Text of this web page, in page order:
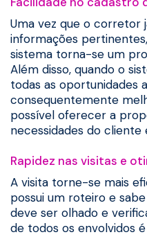
Uma vez que o corretor
informações
sistema torna-se um
Além disso, quando o
todas as oportunidades
consequentemente
possível oferecer a
necessidades do cliente
Rapidez nas visitas e
A visita torne-se mais
possui um roteiro e
deve ser olhado e
de todos os envolvidos